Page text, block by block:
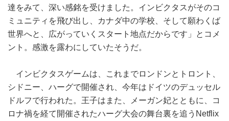
達をみて、深い感銘を受けました。インビクタスがそのコ
ミュニティを飛び出し、カナダ中の学校、そして願わくば
世界へと、広がっていくスタート地点だからです」とコメ
ント。感激を露わにしていたそうだ。
インビクタスゲームは、これまでロンドンとトロント、
シドニー、ハーグで開催され、今年はドイツのデュッセル
ドルフで行われた。王子はまた、メーガン妃とともに、コ
ロナ禍を経て開催されたハーグ大会の舞台裏を追うNetflix